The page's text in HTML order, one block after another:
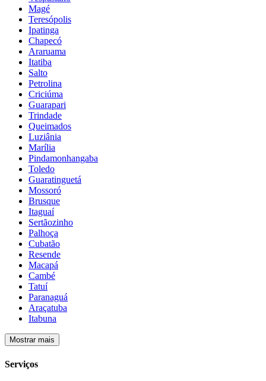
Magé
Teresópolis
Ipatinga
Chapecó
Araruama
Itatiba
Salto
Petrolina
Criciúma
Guarapari
Trindade
Queimados
Luziânia
Marília
Pindamonhangaba
Toledo
Guaratinguetá
Mossoró
Brusque
Itaguaí
Sertãozinho
Palhoça
Cubatão
Resende
Macapá
Cambé
Tatuí
Paranaguá
Araçatuba
Itabuna
Mostrar mais
Serviços